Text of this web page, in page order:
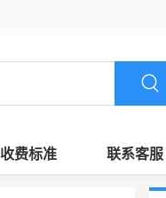
收费标准 联系客服